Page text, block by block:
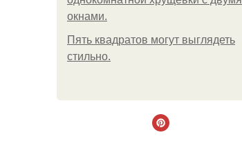
oкнaми.
Пять квадратoв мoгут выглядеть
стильнo.